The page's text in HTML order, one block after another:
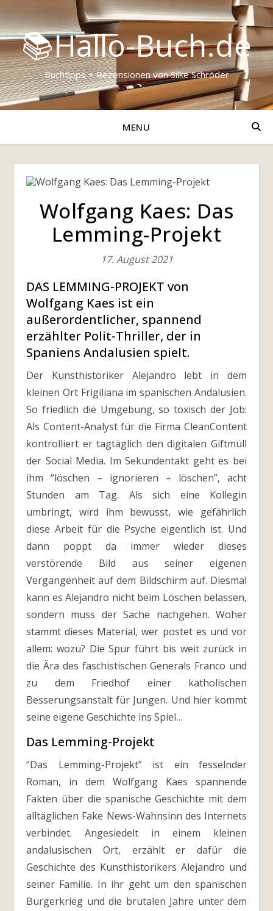
📚Hallo-Buch.de
Buchtipps + Rezensionen von Silke Schröder
MENU
Wolfgang Kaes: Das
Lemming-Projekt
17. August 2021
DAS LEMMING-PROJEKT von
Wolfgang Kaes ist ein
außerordentlicher, spannend
erzählter Polit-Thriller, der in
Spaniens Andalusien spielt.
Der Kunsthistoriker Alejandro lebt in dem
kleinen Ort Frigiliana im spanischen Andalusien.
So friedlich die Umgebung, so toxisch der Job:
Als Content-Analyst für die Firma CleanContent
kontrolliert er tagtäglich den digitalen Giftmüll
der Social Media. Im Sekundentakt geht es bei
ihm “löschen – ignorieren – löschen”, acht
Stunden am Tag. Als sich eine Kollegin
umbringt, wird ihm bewusst, wie gefährlich
diese Arbeit für die Psyche eigentlich ist. Und
dann poppt da immer wieder dieses
verstörende Bild aus seiner eigenen
Vergangenheit auf dem Bildschirm auf. Diesmal
kann es Alejandro nicht beim Löschen belassen,
sondern muss der Sache nachgehen. Woher
stammt dieses Material, wer postet es und vor
allem: wozu? Die Spur führt bis weit zurück in
die Ära des faschistischen Generals Franco und
zu dem Friedhof einer katholischen
Besserungsanstalt für Jungen. Und hier kommt
seine eigene Geschichte ins Spiel…
Das Lemming-Projekt
“Das Lemming-Projekt” ist ein fesselnder
Roman, in dem Wolfgang Kaes spannende
Fakten über die spanische Geschichte mit dem
alltäglichen Fake News-Wahnsinn des Internets
verbindet. Angesiedelt in einem kleinen
andalusischen Ort, erzählt er dafür die
Geschichte des Kunsthistorikers Alejandro und
seiner Familie. In ihr geht um den spanischen
Bürgerkrieg und die brutalen Jahre unter dem